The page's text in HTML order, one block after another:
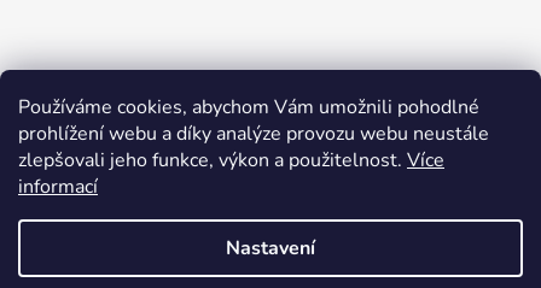
Používáme cookies, abychom Vám umožnili pohodlné
prohlížení webu a díky analýze provozu webu neustále
zlepšovali jeho funkce, výkon a použitelnost. Více
informací
Nastavení